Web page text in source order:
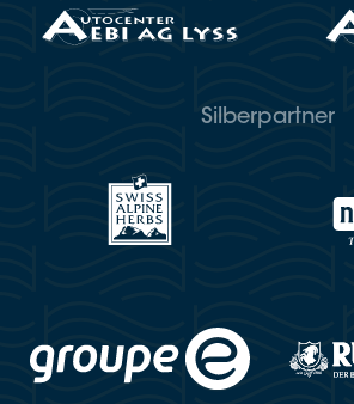
Silberpartner